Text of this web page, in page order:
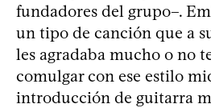
fundadores del grupo–.
un tipo de canción que a
les agradaba mucho o no
comulgar con ese estilo
introducción de guitarra